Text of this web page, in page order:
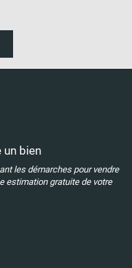
un bien
les démarches pour vendre
estimation gratuite de votre